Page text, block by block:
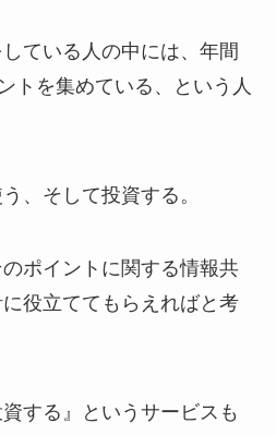
ている人の中には、年間
トを集めている、という人
、そして投資する。
ポイントに関する情報共
役立ててもらえればと考
する』というサービスも